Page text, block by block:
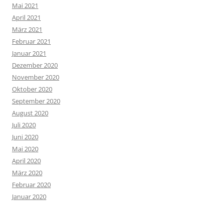
Mai 2021
April 2021
März 2021
Februar 2021
Januar 2021
Dezember 2020
November 2020
Oktober 2020
September 2020
August 2020
Juli 2020
Juni 2020
Mai 2020
April 2020
März 2020
Februar 2020
Januar 2020